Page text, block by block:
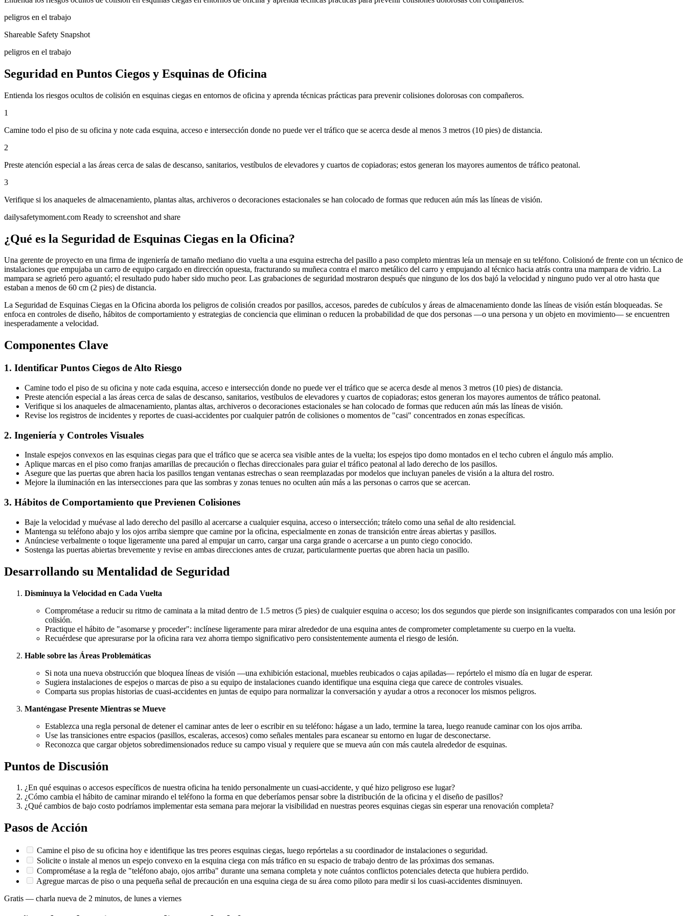
peligros en el trabajo
Shareable Safety Snapshot
peligros en el trabajo
Seguridad en Puntos Ciegos y Esquinas de Oficina
Entienda los riesgos ocultos de colisión en esquinas ciegas en entornos de oficina y aprenda técnicas prácticas para prevenir colisiones dolorosas con compañeros.
1
Camine todo el piso de su oficina y note cada esquina, acceso e intersección donde no puede ver el tráfico que se acerca desde al menos 3 metros (10 pies) de distancia.
2
Preste atención especial a las áreas cerca de salas de descanso, sanitarios, vestíbulos de elevadores y cuartos de copiadoras; estos generan los mayores aumentos de tráfico peatonal.
3
Verifique si los anaqueles de almacenamiento, plantas altas, archiveros o decoraciones estacionales se han colocado de formas que reducen aún más las líneas de visión.
dailysafetymoment.com Ready to screenshot and share
¿Qué es la Seguridad de Esquinas Ciegas en la Oficina?
Una gerente de proyecto en una firma de ingeniería de tamaño mediano dio vuelta a una esquina estrecha del pasillo a paso completo mientras leía un mensaje en su teléfono. Colisionó de frente con un técnico de
instalaciones que empujaba un carro de equipo cargado en dirección opuesta, fracturando su muñeca contra el marco metálico del carro y empujando al técnico hacia atrás contra una mampara de vidrio. La
mampara se agrietó pero aguantó; el resultado pudo haber sido mucho peor. Las grabaciones de seguridad mostraron después que ninguno de los dos bajó la velocidad y ninguno pudo ver al otro hasta que
estaban a menos de 60 cm (2 pies) de distancia.
La Seguridad de Esquinas Ciegas en la Oficina aborda los peligros de colisión creados por pasillos, accesos, paredes de cubículos y áreas de almacenamiento donde las líneas de visión están bloqueadas. Se
enfoca en controles de diseño, hábitos de comportamiento y estrategias de conciencia que eliminan o reducen la probabilidad de que dos personas —o una persona y un objeto en movimiento— se encuentren
inesperadamente a velocidad.
Componentes Clave
1. Identificar Puntos Ciegos de Alto Riesgo
Camine todo el piso de su oficina y note cada esquina, acceso e intersección donde no puede ver el tráfico que se acerca desde al menos 3 metros (10 pies) de distancia.
Preste atención especial a las áreas cerca de salas de descanso, sanitarios, vestíbulos de elevadores y cuartos de copiadoras; estos generan los mayores aumentos de tráfico peatonal.
Verifique si los anaqueles de almacenamiento, plantas altas, archiveros o decoraciones estacionales se han colocado de formas que reducen aún más las líneas de visión.
Revise los registros de incidentes y reportes de cuasi-accidentes por cualquier patrón de colisiones o momentos de "casi" concentrados en zonas específicas.
2. Ingeniería y Controles Visuales
Instale espejos convexos en las esquinas ciegas para que el tráfico que se acerca sea visible antes de la vuelta; los espejos tipo domo montados en el techo cubren el ángulo más amplio.
Aplique marcas en el piso como franjas amarillas de precaución o flechas direccionales para guiar el tráfico peatonal al lado derecho de los pasillos.
Asegure que las puertas que abren hacia los pasillos tengan ventanas estrechas o sean reemplazadas por modelos que incluyan paneles de visión a la altura del rostro.
Mejore la iluminación en las intersecciones para que las sombras y zonas tenues no oculten aún más a las personas o carros que se acercan.
3. Hábitos de Comportamiento que Previenen Colisiones
Baje la velocidad y muévase al lado derecho del pasillo al acercarse a cualquier esquina, acceso o intersección; trátelo como una señal de alto residencial.
Mantenga su teléfono abajo y los ojos arriba siempre que camine por la oficina, especialmente en zonas de transición entre áreas abiertas y pasillos.
Anúnciese verbalmente o toque ligeramente una pared al empujar un carro, cargar una carga grande o acercarse a un punto ciego conocido.
Sostenga las puertas abiertas brevemente y revise en ambas direcciones antes de cruzar, particularmente puertas que abren hacia un pasillo.
Desarrollando su Mentalidad de Seguridad
Disminuya la Velocidad en Cada Vuelta
Comprométase a reducir su ritmo de caminata a la mitad dentro de 1.5 metros (5 pies) de cualquier esquina o acceso; los dos segundos que pierde son insignificantes comparados con una lesión por
colisión.
Practique el hábito de "asomarse y proceder": inclínese ligeramente para mirar alrededor de una esquina antes de comprometer completamente su cuerpo en la vuelta.
Recuérdese que apresurarse por la oficina rara vez ahorra tiempo significativo pero consistentemente aumenta el riesgo de lesión.
Hable sobre las Áreas Problemáticas
Si nota una nueva obstrucción que bloquea líneas de visión —una exhibición estacional, muebles reubicados o cajas apiladas— repórtelo el mismo día en lugar de esperar.
Sugiera instalaciones de espejos o marcas de piso a su equipo de instalaciones cuando identifique una esquina ciega que carece de controles visuales.
Comparta sus propias historias de cuasi-accidentes en juntas de equipo para normalizar la conversación y ayudar a otros a reconocer los mismos peligros.
Manténgase Presente Mientras se Mueve
Establezca una regla personal de detener el caminar antes de leer o escribir en su teléfono: hágase a un lado, termine la tarea, luego reanude caminar con los ojos arriba.
Use las transiciones entre espacios (pasillos, escaleras, accesos) como señales mentales para escanear su entorno en lugar de desconectarse.
Reconozca que cargar objetos sobredimensionados reduce su campo visual y requiere que se mueva aún con más cautela alrededor de esquinas.
Puntos de Discusión
¿En qué esquinas o accesos específicos de nuestra oficina ha tenido personalmente un cuasi-accidente, y qué hizo peligroso ese lugar?
¿Cómo cambia el hábito de caminar mirando el teléfono la forma en que deberíamos pensar sobre la distribución de la oficina y el diseño de pasillos?
¿Qué cambios de bajo costo podríamos implementar esta semana para mejorar la visibilidad en nuestras peores esquinas ciegas sin esperar una renovación completa?
Pasos de Acción
Camine el piso de su oficina hoy e identifique las tres peores esquinas ciegas, luego repórtelas a su coordinador de instalaciones o seguridad.
Solicite o instale al menos un espejo convexo en la esquina ciega con más tráfico en su espacio de trabajo dentro de las próximas dos semanas.
Comprométase a la regla de "teléfono abajo, ojos arriba" durante una semana completa y note cuántos conflictos potenciales detecta que hubiera perdido.
Agregue marcas de piso o una pequeña señal de precaución en una esquina ciega de su área como piloto para medir si los cuasi-accidentes disminuyen.
Gratis — charla nueva de 2 minutos, de lunes a viernes